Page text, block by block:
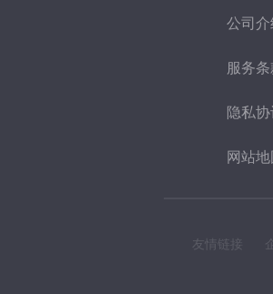
公司介
服务条
隐私协
网站地
友情链接